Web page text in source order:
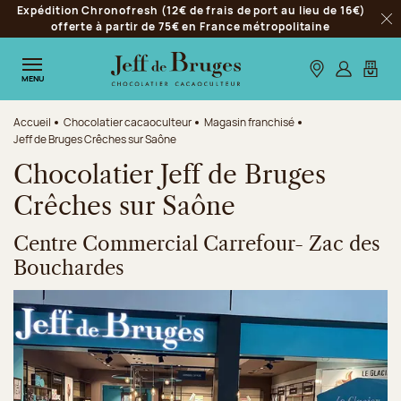
Aller à la navigation
Aller au contenu principal
Aller au pied de page
Expédition Chronofresh (12€ de frais de port au lieu de 16€)
offerte à partir de 75€ en France métropolitaine
MENU Nos boutiques
S’identifier
Mon
Accueil Chocolatier cacaoculteur
Magasin franchisé
Jeff de Bruges Crêches sur Saône
Chocolatier Jeff de Bruges
Crêches sur Saône
Centre Commercial Carrefour- Zac des
Bouchardes